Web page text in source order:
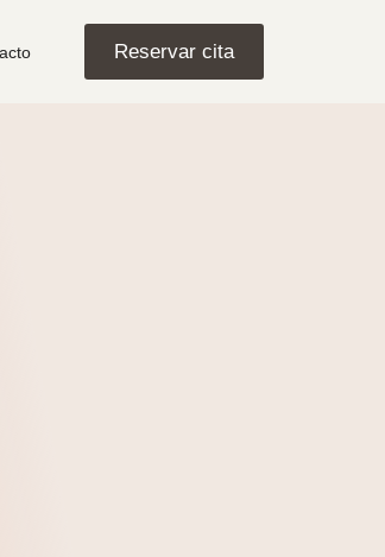
Reservar cita